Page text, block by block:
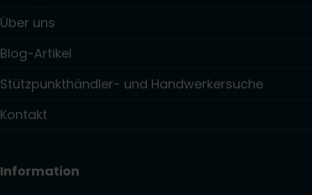
Über uns
Blog-Artikel
Stützpunkthändler- und Handwerkersuche
Kontakt
Information